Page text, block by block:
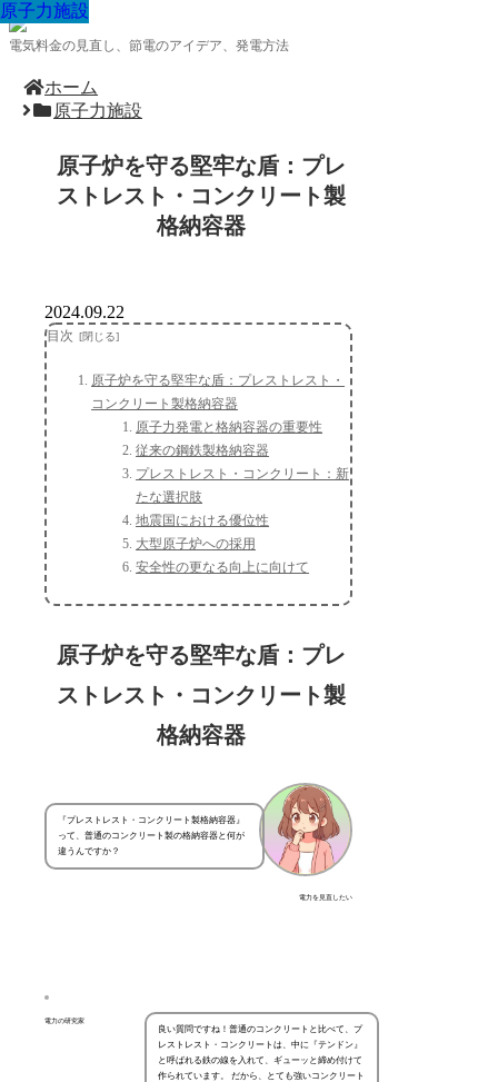
電気料金の見直し、節電のアイデア、発電方法
ホーム
原子力施設
原子炉を守る堅牢な盾：プレ
ストレスト・コンクリート製
格納容器
原子力施設
2024.09.22
目次
原子炉を守る堅牢な盾：プレストレスト・
コンクリート製格納容器
原子力発電と格納容器の重要性
従来の鋼鉄製格納容器
プレストレスト・コンクリート：新
たな選択肢
地震国における優位性
大型原子炉への採用
安全性の更なる向上に向けて
原子炉を守る堅牢な盾：プレ
ストレスト・コンクリート製
格納容器
電力を見直したい
『プレストレスト・コンクリート製格納容器』
って、普通のコンクリート製の格納容器と何が
違うんですか？
電力の研究家
良い質問ですね！普通のコンクリートと比べて、プ
レストレスト・コンクリートは、中に『テンドン』
と呼ばれる鉄の線を入れて、ギューッと締め付けて
作られています。 だから、とても強いコンクリート
原子力施設
原子力施設
原子力施設
原子力施設
原子力施設
原子力施設
原子力施設
原子力施設